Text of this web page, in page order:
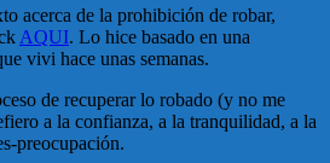
acerca de la prohibición de robar,
AQUI. Lo hice basado en una
vivi hace unas semanas.
de recuperar lo robado (y no me
a la confianza, a la tranquilidad, a la
preocupación.